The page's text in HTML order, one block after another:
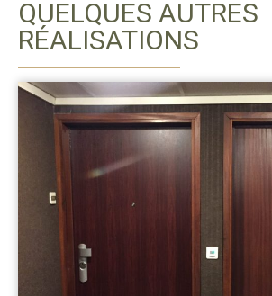
QUELQUES AUTRES
RÉALISATIONS